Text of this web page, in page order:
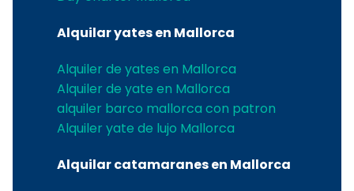
Alquilar yates en Mallorca
Alquiler de yates en Mallorca
Alquiler de yate en Mallorca
alquiler barco mallorca con patron
Alquiler yate de lujo Mallorca
Alquilar catamaranes en Mallorca